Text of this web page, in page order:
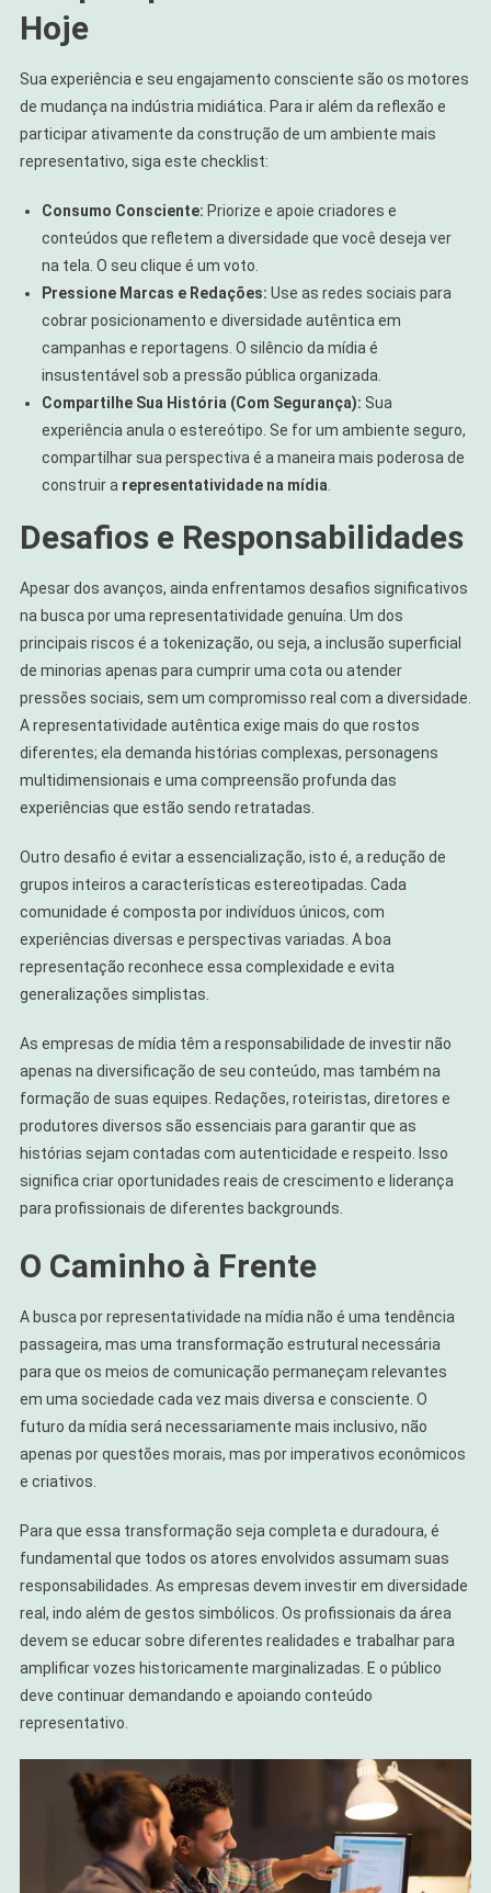
Hoje
Sua experiência e seu engajamento consciente são os motores
de mudança na indústria midiática. Para ir além da reflexão e
participar ativamente da construção de um ambiente mais
representativo, siga este checklist:
Consumo Consciente: Priorize e apoie criadores e
conteúdos que refletem a diversidade que você deseja ver
na tela. O seu clique é um voto.
Pressione Marcas e Redações: Use as redes sociais para
cobrar posicionamento e diversidade autêntica em
campanhas e reportagens. O silêncio da mídia é
insustentável sob a pressão pública organizada.
Compartilhe Sua História (Com Segurança): Sua
experiência anula o estereótipo. Se for um ambiente seguro,
compartilhar sua perspectiva é a maneira mais poderosa de
construir a representatividade na mídia
Desafios e Responsabilidades
Apesar dos avanços, ainda enfrentamos desafios significativos
na busca por uma representatividade genuína. Um dos
principais riscos é a tokenização, ou seja, a inclusão superficial
de minorias apenas para cumprir uma cota ou atender
pressões sociais, sem um compromisso real com a diversidade.
A representatividade autêntica exige mais do que rostos
diferentes; ela demanda histórias complexas, personagens
multidimensionais e uma compreensão profunda das
experiências que estão sendo retratadas.
Outro desafio é evitar a essencialização, isto é, a redução de
grupos inteiros a características estereotipadas. Cada
comunidade é composta por indivíduos únicos, com
experiências diversas e perspectivas variadas. A boa
representação reconhece essa complexidade e evita
generalizações simplistas.
As empresas de mídia têm a responsabilidade de investir não
apenas na diversificação de seu conteúdo, mas também na
formação de suas equipes. Redações, roteiristas, diretores e
produtores diversos são essenciais para garantir que as
histórias sejam contadas com autenticidade e respeito. Isso
significa criar oportunidades reais de crescimento e liderança
para profissionais de diferentes backgrounds.
O Caminho à Frente
A busca por representatividade na mídia não é uma tendência
passageira, mas uma transformação estrutural necessária
para que os meios de comunicação permaneçam relevantes
em uma sociedade cada vez mais diversa e consciente. O
futuro da mídia será necessariamente mais inclusivo, não
apenas por questões morais, mas por imperativos econômicos
e criativos.
Para que essa transformação seja completa e duradoura, é
fundamental que todos os atores envolvidos assumam suas
responsabilidades. As empresas devem investir em diversidade
real, indo além de gestos simbólicos. Os profissionais da área
devem se educar sobre diferentes realidades e trabalhar para
amplificar vozes historicamente marginalizadas. E o público
deve continuar demandando e apoiando conteúdo
representativo.